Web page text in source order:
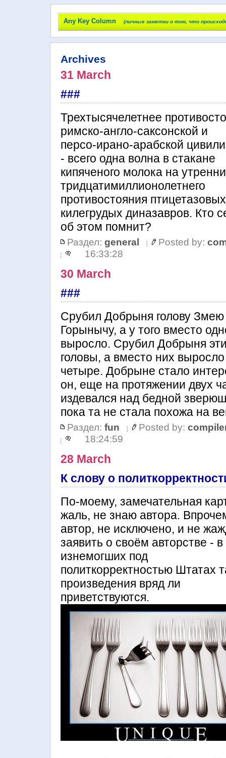
Any Key Column (личные заметки о том, что
Archives
31 March
###
Трехтысячелетнее
римско-англо-саксонской и
персо-ирано-арабской
- всего одна волна в стакане
кипяченого молока на
тридцатимиллионолетнего
противостояния
килегрудых диназавров. Кто
об этом помнит?
Раздел: general Posted by:
16:33:28
30 March
###
Срубил Добрыня голову Змею
Горынычу, а у того вместо
выросло. Срубил Добрыня
головы, а вместо них
четыре. Добрыне стало
он, еще на протяжении двух
издевался над бедной
пока та не стала похожа на
Раздел: fun Posted by:
18:24:59
28 March
К слову о
По-моему, замечательная
жаль, не знаю автора.
автор, не исключено, и не
заявить о своём авторстве - в
изнемогших под
политкорректностью Штатах
произведения вряд ли
приветствуются.